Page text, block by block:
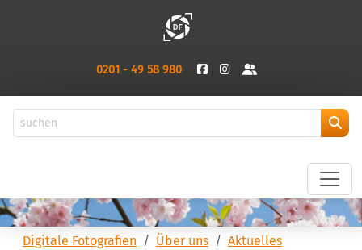
0201 - 49 58 980
Digitale Fotografien Über uns
Aktuelles